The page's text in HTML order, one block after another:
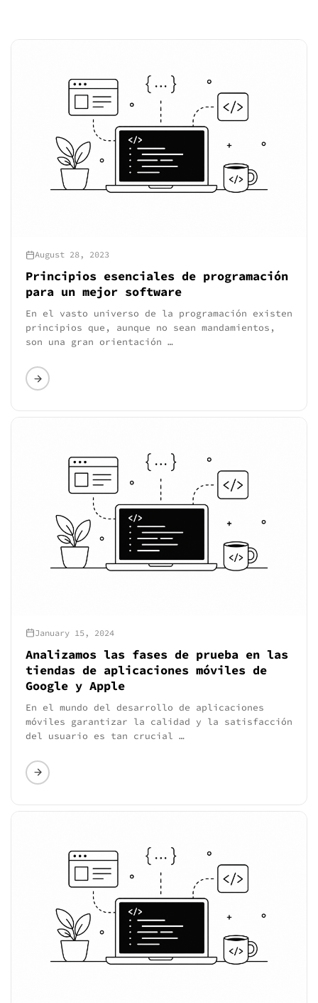
August 28, 2023
Principios esenciales de programación
para un mejor software
En el vasto universo de la programación existen
principios que, aunque no sean mandamientos,
son una gran orientación …
January 15, 2024
Analizamos las fases de prueba en las
tiendas de aplicaciones móviles de
Google y Apple
En el mundo del desarrollo de aplicaciones
móviles garantizar la calidad y la satisfacción
del usuario es tan crucial …